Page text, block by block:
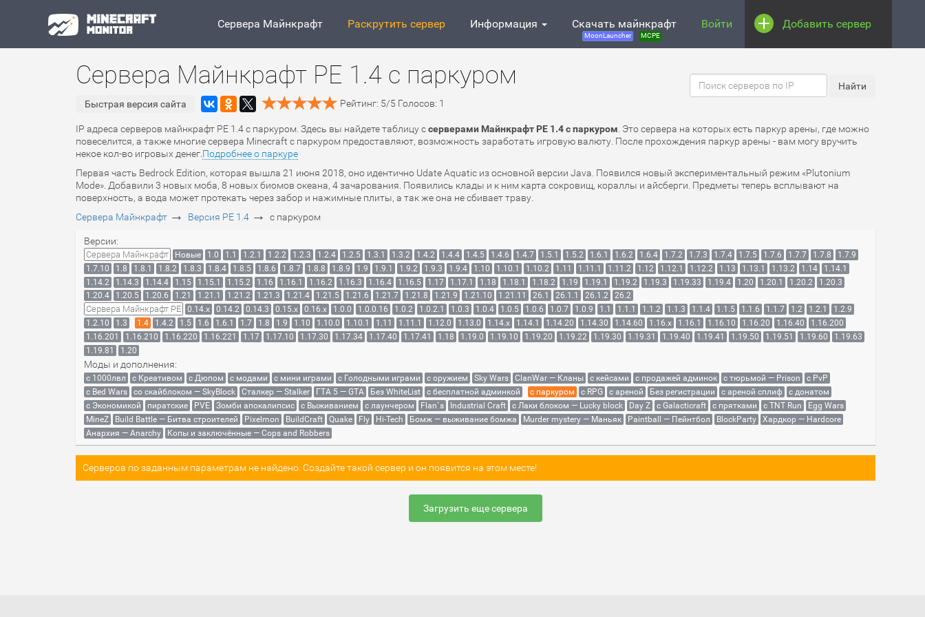
Сервера Майнкрафт Раскрутить сервер Информация Скачать майнкрафт
MoonLauncher MCPE
Войти Добавить сервер
Сервера Майнкрафт PE 1.4 с паркуром
Быстрая версия сайта Рейтинг: 5/5 Голосов: 1
IP адреса серверов майнкрафт PE 1.4 с паркуром. Здесь вы найдете таблицу ссерверами Майнкрафт PE 1.4 с паркуром . Это сервера на которых есть паркур арены, где можно
повеселится, а также многие сервера Minecraft с паркуром предоставляют, возможность заработать игровую валюту. После прохождения паркур арены - вам могу вручить
некое кол-во игровых денег. Подробнее о паркуре
Первая часть Bedrock Edition, которая вышла 21 июня 2018, оно идентично Udate Aquatic из основной версии Java. Появился новый экспериментальный режим «Plutonium
Mode». Добавили 3 новых моба, 8 новых биомов океана, 4 зачарования. Появились клады и к ним карта сокровищ, кораллы и айсберги. Предметы теперь всплывают на
поверхность, а вода может протекать через забор и нажимные плиты, а так же она не сбивает траву.
Сервера Майнкрафт → Версия PE 1.4 → с паркуром
Версии:
Сервера Майнкрафт Новые 1.0 1.1 1.2.1 1.2.2 1.2.3 1.2.4 1.2.5 1.3.1 1.3.2 1.4.2 1.4.4 1.4.5 1.4.6 1.4.7 1.5.1 1.5.2 1.6.1 1.6.2 1.6.4 1.7.2 1.7.3 1.7.4 1.7.5 1.7.6 1.7.7 1.7.8
1.7.9
1.7.10
1.8 1.8.1 1.8.2 1.8.3 1.8.4 1.8.5 1.8.6 1.8.7 1.8.8 1.8.9 1.9 1.9.1 1.9.2 1.9.3 1.9.4 1.10 1.10.1 1.10.2 1.11 1.11.1 1.11.2 1.12 1.12.1 1.12.2 1.13 1.13.1 1.13.2 1.14
1.14.1
1.14.2
1.14.3 1.14.4 1.15 1.15.1 1.15.2 1.16 1.16.1 1.16.2 1.16.3 1.16.4 1.16.5 1.17 1.17.1 1.18 1.18.1 1.18.2 1.19 1.19.1 1.19.2 1.19.3 1.19.33 1.19.4 1.20 1.20.1 1.20.2
1.20.3
1.20.4
1.20.5 1.20.6 1.21 1.21.1 1.21.2 1.21.3 1.21.4 1.21.5 1.21.6 1.21.7 1.21.8 1.21.9 1.21.10 1.21.11 26.1 26.1.1 26.1.2 26.2
Сервера Майнкрафт PE 0.14.x 0.14.2 0.14.3 0.15.x 0.16.x 1.0.0 1.0.0.16 1.0.2 1.0.2.1 1.0.3 1.0.4 1.0.5 1.0.6 1.0.7 1.0.9 1.1 1.1.1 1.1.2 1.1.3 1.1.4 1.1.5 1.1.6 1.1.7 1.2 1.2.1
1.2.9
1.2.10
1.3 1.4 1.4.2 1.5 1.6 1.6.1 1.7 1.8 1.9 1.10 1.10.0 1.10.1 1.11 1.11.1 1.12.0 1.13.0 1.14.x 1.14.1 1.14.20 1.14.30 1.14.60 1.16.x 1.16.1 1.16.10 1.16.20 1.16.40
1.16.200
1.16.201
1.16.210 1.16.220 1.16.221 1.17 1.17.10 1.17.30 1.17.34 1.17.40 1.17.41 1.18 1.19.0 1.19.10 1.19.20 1.19.22 1.19.30 1.19.31 1.19.40 1.19.41 1.19.50 1.19.51 1.19.60
1.19.63
1.19.81
1.20
Моды и дополнения:
с 1000лвл c Креативом с Дюпом с модами с мини играми с Голодными играми с оружием Sky Wars ClanWar — Кланы с кейсами с продажей админок с тюрьмой — Prison
с PvP
с Bed Wars
со скайблоком — SkyBlock Сталкер — Stalker ГТА 5 — GTA Без WhiteList с бесплатной админкой с паркуром с RPG с ареной Без регистрации с ареной сплиф
с донатом
с Экономикой
пиратские PVE Зомби апокалипсис с Выживанием с лаунчером Flan`s Industrial Craft с Лаки блоком — Lucky block Day Z с Galacticraft с прятками с TNT Run
Egg Wars
MineZ
Build Battle — Битва строителей Pixelmon BuildCraft Quake Fly Hi-Tech Бомж — выживание бомжа Murder mystery — Маньяк Paintball — Пейнтбол BlockParty
Хардкор — Hardcore
Анархия — Anarchy
Копы и заключённые — Cops and Robbers
Серверов по заданным параметрам не найдено. Создайте такой сервер и он появится на этом месте!
Загрузить еще сервера